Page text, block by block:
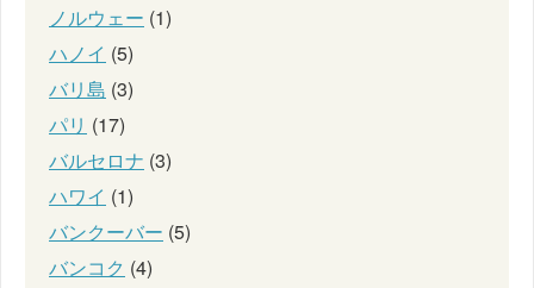
ノルウェー (1)
ハノイ (5)
バリ島 (3)
パリ (17)
バルセロナ (3)
ハワイ (1)
バンクーバー (5)
バンコク (4)